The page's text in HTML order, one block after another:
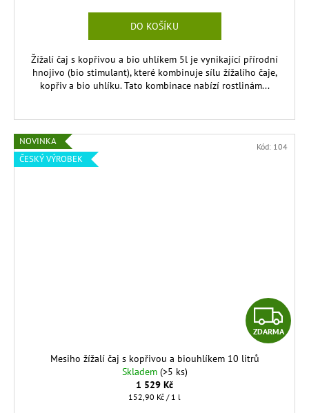
DO KOŠÍKU
Žížalí čaj s kopřivou a bio uhlíkem 5l je vynikající přírodní
hnojivo (bio stimulant), které kombinuje sílu žížalího čaje,
kopřiv a bio uhlíku. Tato kombinace nabízí rostlinám...
NOVINKA
ČESKÝ VÝROBEK
Z
D
ZDARMA
Mesiho žížalí čaj s kopřivou a biouhlíkem 10 litrů
Skladem (>5 ks)
1 529 Kč
Měrná
152,90 Kč / 1 l
Kód: 104